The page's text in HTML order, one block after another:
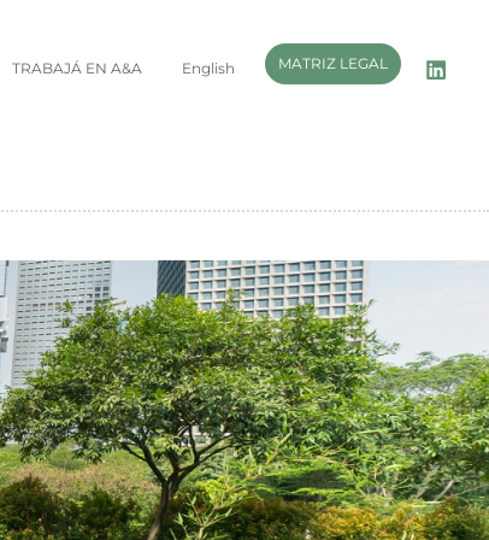
TRABAJÁ EN A&A English MATRIZ LEGAL